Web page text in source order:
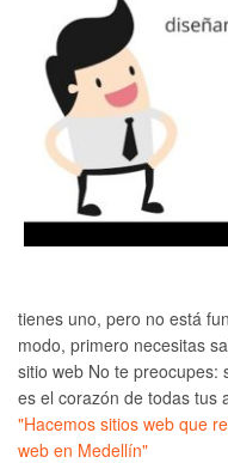
tienes uno, pero no está
modo, primero necesitas
sitio web No te preocupes:
es el corazón de todas tus
"Hacemos sitios web que
web en Medellín"